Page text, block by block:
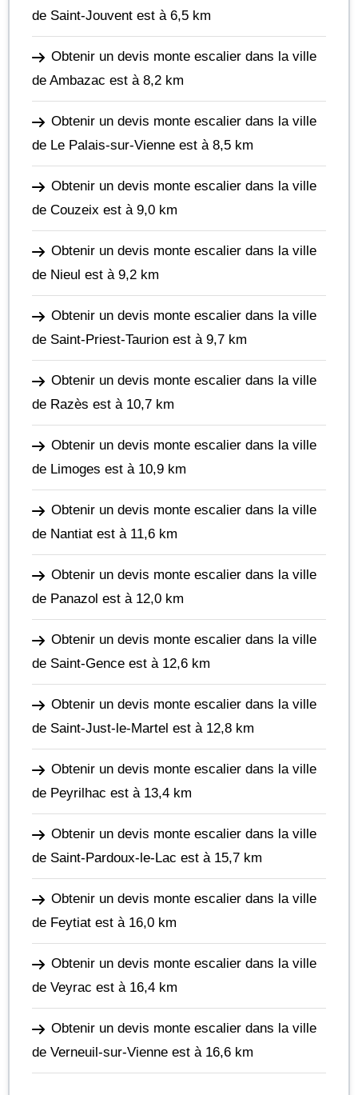
de Saint-Jouvent est à 6,5 km
Obtenir un devis monte escalier dans la ville
de Ambazac est à 8,2 km
Obtenir un devis monte escalier dans la ville
de Le Palais-sur-Vienne est à 8,5 km
Obtenir un devis monte escalier dans la ville
de Couzeix est à 9,0 km
Obtenir un devis monte escalier dans la ville
de Nieul est à 9,2 km
Obtenir un devis monte escalier dans la ville
de Saint-Priest-Taurion est à 9,7 km
Obtenir un devis monte escalier dans la ville
de Razès est à 10,7 km
Obtenir un devis monte escalier dans la ville
de Limoges est à 10,9 km
Obtenir un devis monte escalier dans la ville
de Nantiat est à 11,6 km
Obtenir un devis monte escalier dans la ville
de Panazol est à 12,0 km
Obtenir un devis monte escalier dans la ville
de Saint-Gence est à 12,6 km
Obtenir un devis monte escalier dans la ville
de Saint-Just-le-Martel est à 12,8 km
Obtenir un devis monte escalier dans la ville
de Peyrilhac est à 13,4 km
Obtenir un devis monte escalier dans la ville
de Saint-Pardoux-le-Lac est à 15,7 km
Obtenir un devis monte escalier dans la ville
de Feytiat est à 16,0 km
Obtenir un devis monte escalier dans la ville
de Veyrac est à 16,4 km
Obtenir un devis monte escalier dans la ville
de Verneuil-sur-Vienne est à 16,6 km